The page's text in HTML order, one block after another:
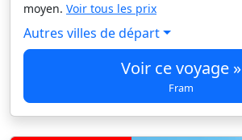
moyen. Voir tous les prix
Autres villes de départ
Voir ce voyage »
Fram